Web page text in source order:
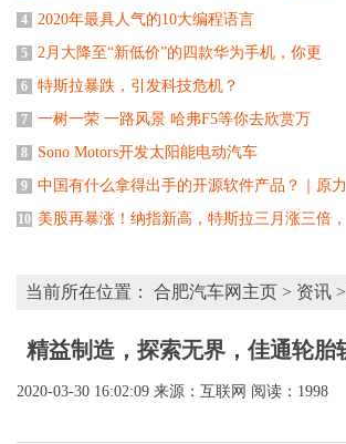
4 2020年最具人气的10大编程语言
5 2月大降至“新低价”的四款华为手机，你更
6 特斯拉暴跌，引发科技危机？
7 一树一荣 一路风景 哈弗F5等你去欣赏万
8 Sono Motors开发太阳能电动汽车
9 中国有什么拿得出手的开源软件产品？｜原力
10 美股再暴涨！纳指新高，特斯拉三月涨三倍，
当前所在位置： 合肥汽车网主页 > 资讯
精益制造，探索无界，佳通轮胎
2020-03-30 16:02:09 来源：互联网 阅读：1998